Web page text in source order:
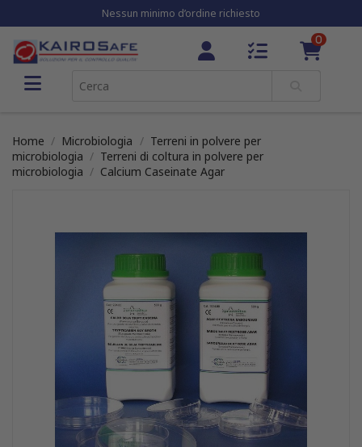
Nessun minimo d’ordine richiesto
0
Home Microbiologia
Terreni in polvere per
microbiologia
Terreni di coltura in polvere per
microbiologia
Calcium Caseinate Agar